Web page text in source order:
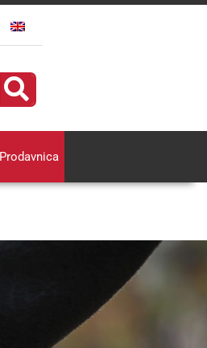
Prodavnica